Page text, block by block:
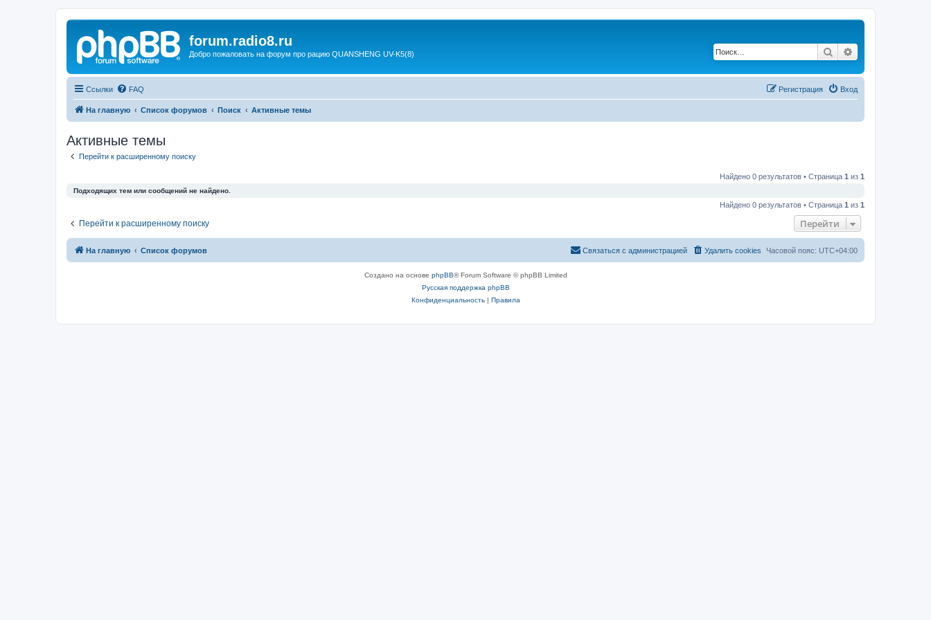
forum.radio8.ru
Добро пожаловать на форум про рацию QUANSHENG UV-K5(8) Поиск
Ссылки FAQ Вход
Регистрация
На главную Список форумов Поиск Активные темы
Активные темы
Перейти к расширенному поиску
Найдено 0 результатов • Страница 1 из 1
Подходящих тем или сообщений не найдено.
Найдено 0 результатов • Страница 1 из 1
Перейти к расширенному поиску Перейти
На главную Список форумов Часовой пояс: UTC+04:00
Удалить cookies
Связаться с администрацией
Создано на основе phpBB® Forum Software © phpBB Limited
Русская поддержка phpBB
Конфиденциальность| Правила